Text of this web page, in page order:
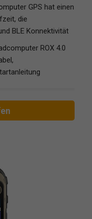
GPS hat einen
die
BLE Konnektivität
ROX 4.0